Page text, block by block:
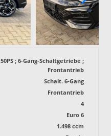
; 6-Gang-Schaltgetriebe ;
Frontantrieb
Schalt. 6-Gang
Frontantrieb
4
Euro 6
1.498 ccm